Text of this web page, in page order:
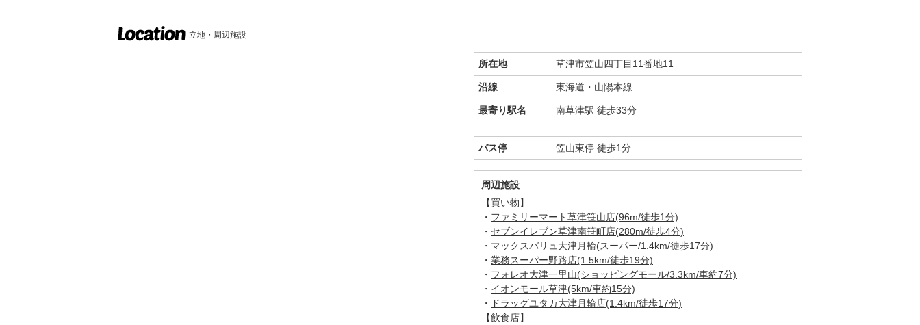
立地・周辺施設
所在地 草津市笠山四丁目11番地11
沿線 東海道・山陽本線
最寄り駅名 南草津駅 徒歩33分
バス停 笠山東停 徒歩1分
周辺施設
【買い物】
・ ファミリーマート草津笹山店(96m/徒歩1分)
・ セブンイレブン草津南笹町店(280m/徒歩4分)
・ マックスバリュ大津月輪(スーパー/1.4km/徒歩17分)
・ 業務スーパー野路店(1.5km/徒歩19分)
・ フォレオ大津一里山(ショッピングモール/3.3km/車約7分)
・ イオンモール草津(5km/車約15分)
・
ドラッグユタカ大津月輪店(1.4km/徒歩17分)
【飲食店】